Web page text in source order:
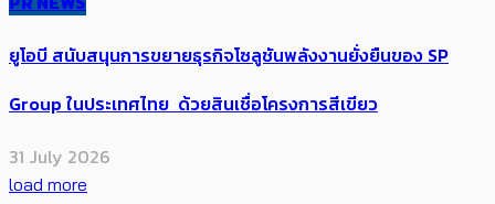
ยูโอบี สนับสนุนการขยายธุรกิจโซลูชันพลังงานยั่งยืนของ SP
Group ในประเทศไทย ด้วยสินเชื่อโครงการสีเขียว
31 July 2026
load more